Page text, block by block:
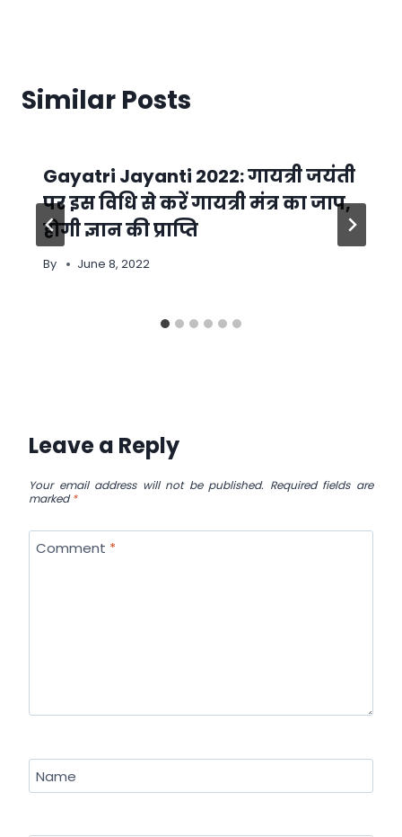
Similar Posts
Gayatri Jayanti 2022: गायत्री जयंती
पर इस विधि से करें गायत्री मंत्र का जाप,
होगी ज्ञान की प्राप्ति
By June 8, 2022
Leave a Reply
Your email address will not be published. Required fields are
marked*
Comment *
Name